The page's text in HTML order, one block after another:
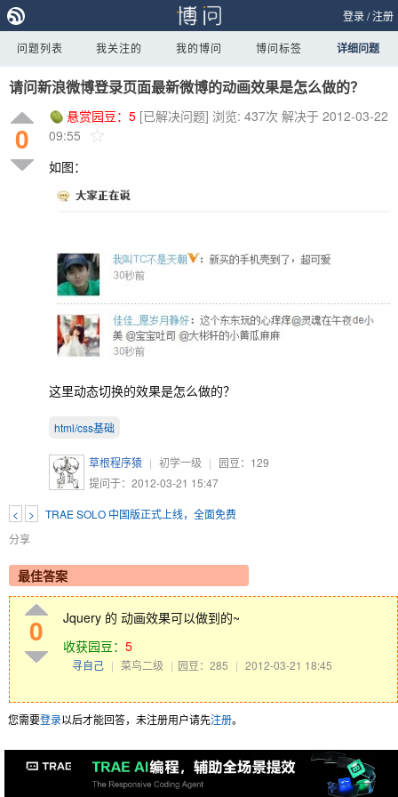
登录/注册
问题列表 我关注的 我的博问 博问标签 详细问题
请问新浪微博登录页面最新微博的动画效果是怎么做的？
0
悬赏园豆： 5 [已解决问题] 浏览: 437次 解决于 2012-03-22
09:55
如图：
这里动态切换的效果是怎么做的？
html/css基础
草根程序猿 | 初学一级 | 园豆： 129
提问于：2012-03-21 15:47
< >
TRAE SOLO 中国版正式上线，全面免费
分享
最佳答案
0
Jquery 的 动画效果可以做到的~
收获园豆： 5
寻自己 | 菜鸟二级 | 园豆：285 | 2012-03-21 18:45
您需要登录以后才能回答，未注册用户请先注册。